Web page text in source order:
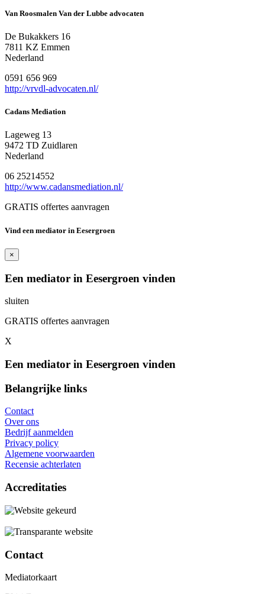
Van Roosmalen Van der Lubbe advocaten
De Bukakkers 16
7811 KZ Emmen
Nederland
0591 656 969
http://vrvdl-advocaten.nl/
Cadans Mediation
Lageweg 13
9472 TD Zuidlaren
Nederland
06 25214552
http://www.cadansmediation.nl/
GRATIS offertes aanvragen
Vind een mediator in Eesergroen
×
Een mediator in Eesergroen vinden
sluiten
GRATIS offertes aanvragen
X
Een mediator in Eesergroen vinden
Belangrijke links
Contact
Over ons
Bedrijf aanmelden
Privacy policy
Algemene voorwaarden
Recensie achterlaten
Accreditaties
Contact
Mediatorkaart